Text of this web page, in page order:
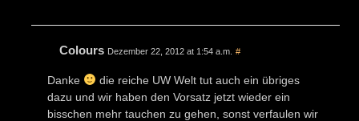
Colours Dezember 22, 2012 at 1:54 a.m. #
Danke
die reiche UW Welt tut auch ein übriges
dazu und wir haben den Vorsatz jetzt wieder ein
bisschen mehr tauchen zu gehen, sonst verfaulen wir